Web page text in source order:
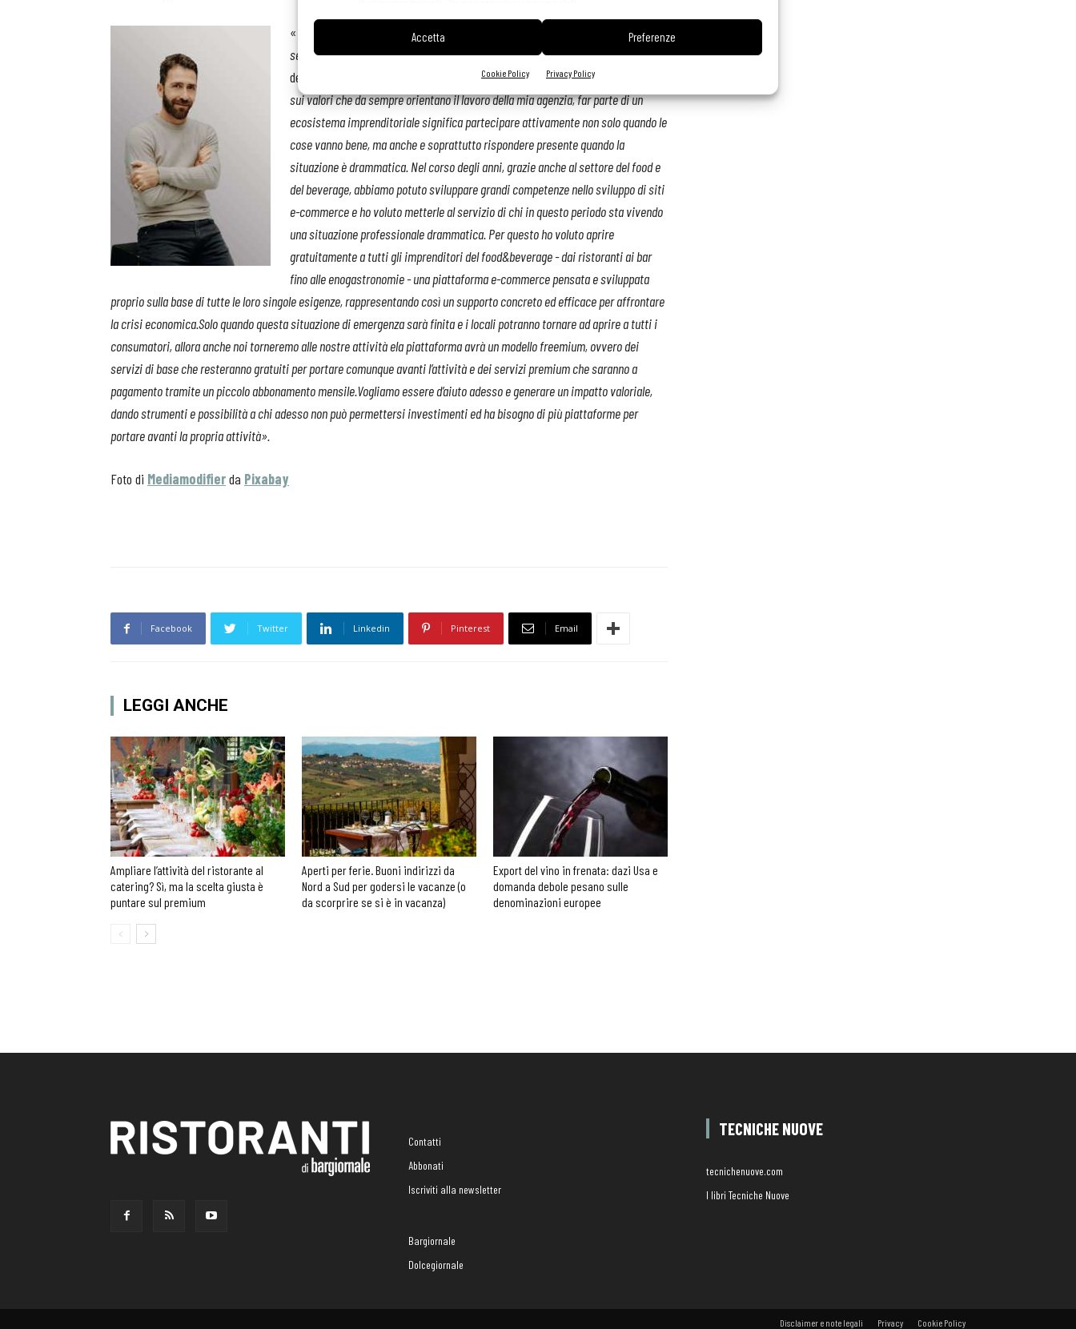
Accetta Preferenze
Cookie Policy Privacy Policy
« Con MyBalloon voglio restituire quanto ho ricevuto nel corso degli anni dal
settore del food&beverage- spiegaEnzo Rallo, fondatore di Nexus e ideatore
dell’iniziativa -
Si tratta di un progetto che si basa sulla responsabilità sociale e
sui valori che da sempre orientano il lavoro della mia agenzia, far parte di un
ecosistema imprenditoriale significa partecipare attivamente non solo quando le
cose vanno bene, ma anche e soprattutto rispondere presente quando la
situazione è drammatica. Nel corso degli anni, grazie anche al settore del food e
del beverage, abbiamo potuto sviluppare grandi competenze nello sviluppo di siti
e-commerce e ho voluto metterle al servizio di chi in questo periodo sta vivendo
una situazione professionale drammatica. Per questo ho voluto aprire
gratuitamente a tutti gli imprenditori del food&beverage - dai ristoranti ai bar
fino alle enogastronomie - una piattaforma e-commerce pensata e sviluppata
proprio sulla base di tutte le loro singole esigenze, rappresentando così un supporto concreto ed efficace per affrontare
la crisi economica.Solo quando questa situazione di emergenza sarà finita e i locali potranno tornare ad aprire a tutti i
consumatori, allora anche noi torneremo alle nostre attività ela piattaforma avrà un modello freemium, ovvero dei
servizi di base che resteranno gratuiti per portare comunque avanti l’attività e dei servizi premium che saranno a
pagamento tramite un piccolo abbonamento mensile.Vogliamo essere d’aiuto adesso e generare un impatto valoriale,
dando strumenti e possibilità a chi adesso non può permettersi investimenti ed ha bisogno di più piattaforme per
portare avanti la propria attività».
Foto di Mediamodifierda Pixabay
Facebook Twitter Linkedin Pinterest Email
LEGGI ANCHE
Ampliare l’attività del ristorante al
catering? Sì, ma la scelta giusta è
puntare sul premium
Aperti per ferie. Buoni indirizzi da
Nord a Sud per godersi le vacanze (o
da scorprire se si è in vacanza)
Export del vino in frenata: dazi Usa e
domanda debole pesano sulle
denominazioni europee
Contatti
Abbonati
Iscriviti alla newsletter
Bargiornale
Dolcegiornale
TECNICHE NUOVE
tecnichenuove.com
I libri Tecniche Nuove
Disclaimer e note legali Privacy Cookie Policy